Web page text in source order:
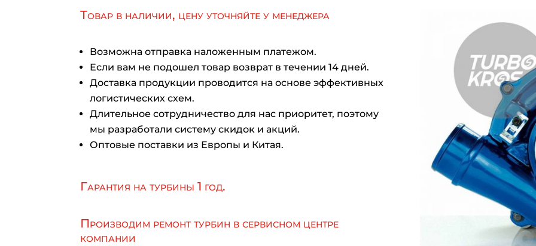
Товар в наличии, цену уточняйте у менеджера
Возможна отправка наложенным платежом.
Если вам не подошел товар возврат в течении 14 дней.
Доставка продукции проводится на основе эффективных
логистических схем.
Длительное сотрудничество для нас приоритет, поэтому
мы разработали систему скидок и акций.
Оптовые поставки из Европы и Китая.
Гарантия на турбины 1 год.
Производим ремонт турбин в сервисном центре
компании